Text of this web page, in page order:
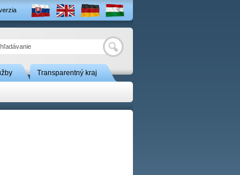
Hľadať
Transparentný kraj